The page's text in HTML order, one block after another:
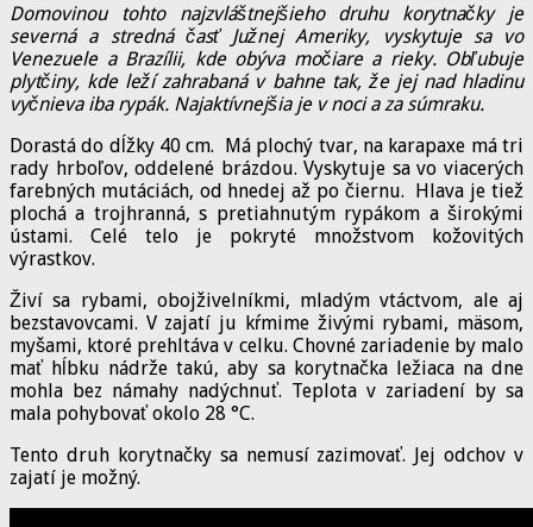
Domovinou tohto najzvláštnejšieho druhu korytnačky je
severná a stredná časť Južnej Ameriky, vyskytuje sa vo
Venezuele a Brazílii, kde obýva močiare a rieky. Obľubuje
plytčiny, kde leží zahrabaná v bahne tak, že jej nad hladinu
vyčnieva iba rypák. Najaktívnejšia je v noci a za súmraku.
Dorastá do dĺžky 40 cm. Má plochý tvar, na karapaxe má tri
rady hrboľov, oddelené brázdou. Vyskytuje sa vo viacerých
farebných mutáciách, od hnedej až po čiernu. Hlava je tiež
plochá a trojhranná, s pretiahnutým rypákom a širokými
ústami. Celé telo je pokryté množstvom kožovitých
výrastkov.
Živí sa rybami, obojživelníkmi, mladým vtáctvom, ale aj
bezstavovcami. V zajatí ju kŕmime živými rybami, mäsom,
myšami, ktoré prehltáva v celku. Chovné zariadenie by malo
mať hĺbku nádrže takú, aby sa korytnačka ležiaca na dne
mohla bez námahy nadýchnuť. Teplota v zariadení by sa
mala pohybovať okolo 28 °C.
Tento druh korytnačky sa nemusí zazimovať. Jej odchov v
zajatí je možný.